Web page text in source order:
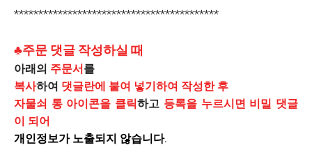
******************************************
♣주문 댓글 작성하실 때
아래의 주문서를
복사하여 댓글란에 붙여 넣기하여 작성한 후
자물쇠 통 아이콘을 클릭하고 등록을 누르시면 비밀 댓글
이 되어
개인정보가 노출되지 않습니다.